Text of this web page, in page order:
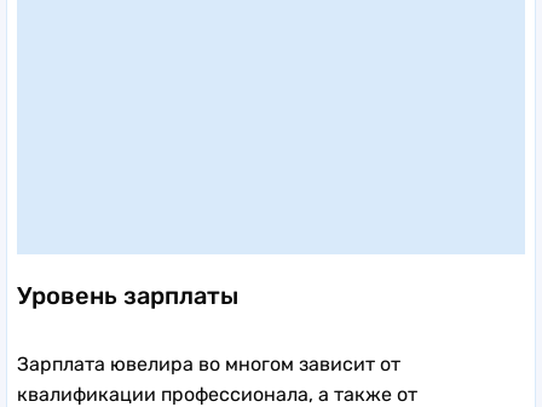
Уровень зарплаты
Зарплата ювелира во многом зависит от
квалификации профессионала, а также от